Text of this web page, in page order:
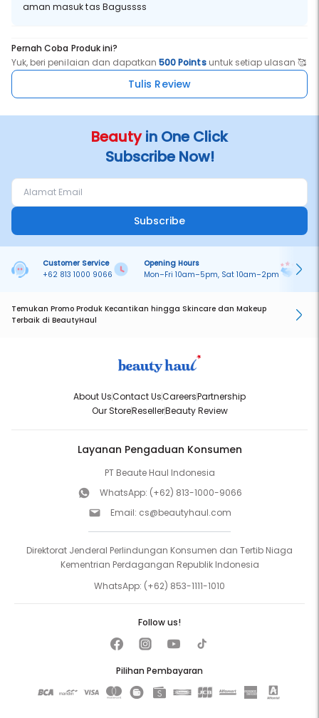
aman masuk tas Bagussss
Pernah Coba Produk ini?
Yuk, beri penilaian dan dapatkan500 Pointsuntuk setiap ulasan 🥰
Tulis Review
Beautyin One Click
Subscribe Now!
Subscribe
Customer Service
+62 813 1000 9066
Opening Hours
Mon–Fri 10am–5pm, Sat 10am–2pm
Temukan Promo Produk Kecantikan hingga Skincare dan Makeup
Terbaik di BeautyHaul
About UsContact UsCareersPartnership
Our StoreResellerBeauty Review
Layanan Pengaduan Konsumen
PT Beaute Haul Indonesia
WhatsApp: (+62) 813-1000-9066
Email: cs@beautyhaul.com
Direktorat Jenderal Perlindungan Konsumen dan Tertib Niaga
Kementrian Perdagangan Republik Indonesia
WhatsApp: (+62) 853-1111-1010
Pilihan Pembayaran
Follow us!